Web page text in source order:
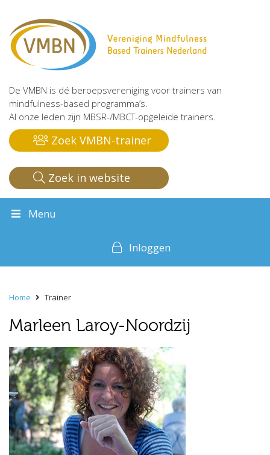
De VMBN is dé beroepsvereniging voor trainers van
mindfulness-based programma’s.
Al onze leden zijn MBSR-/MBCT-opgeleide trainers.
Zoek VMBN-trainer
Zoek in website
Menu
Inloggen
Home Trainer
Marleen Laroy-Noordzij